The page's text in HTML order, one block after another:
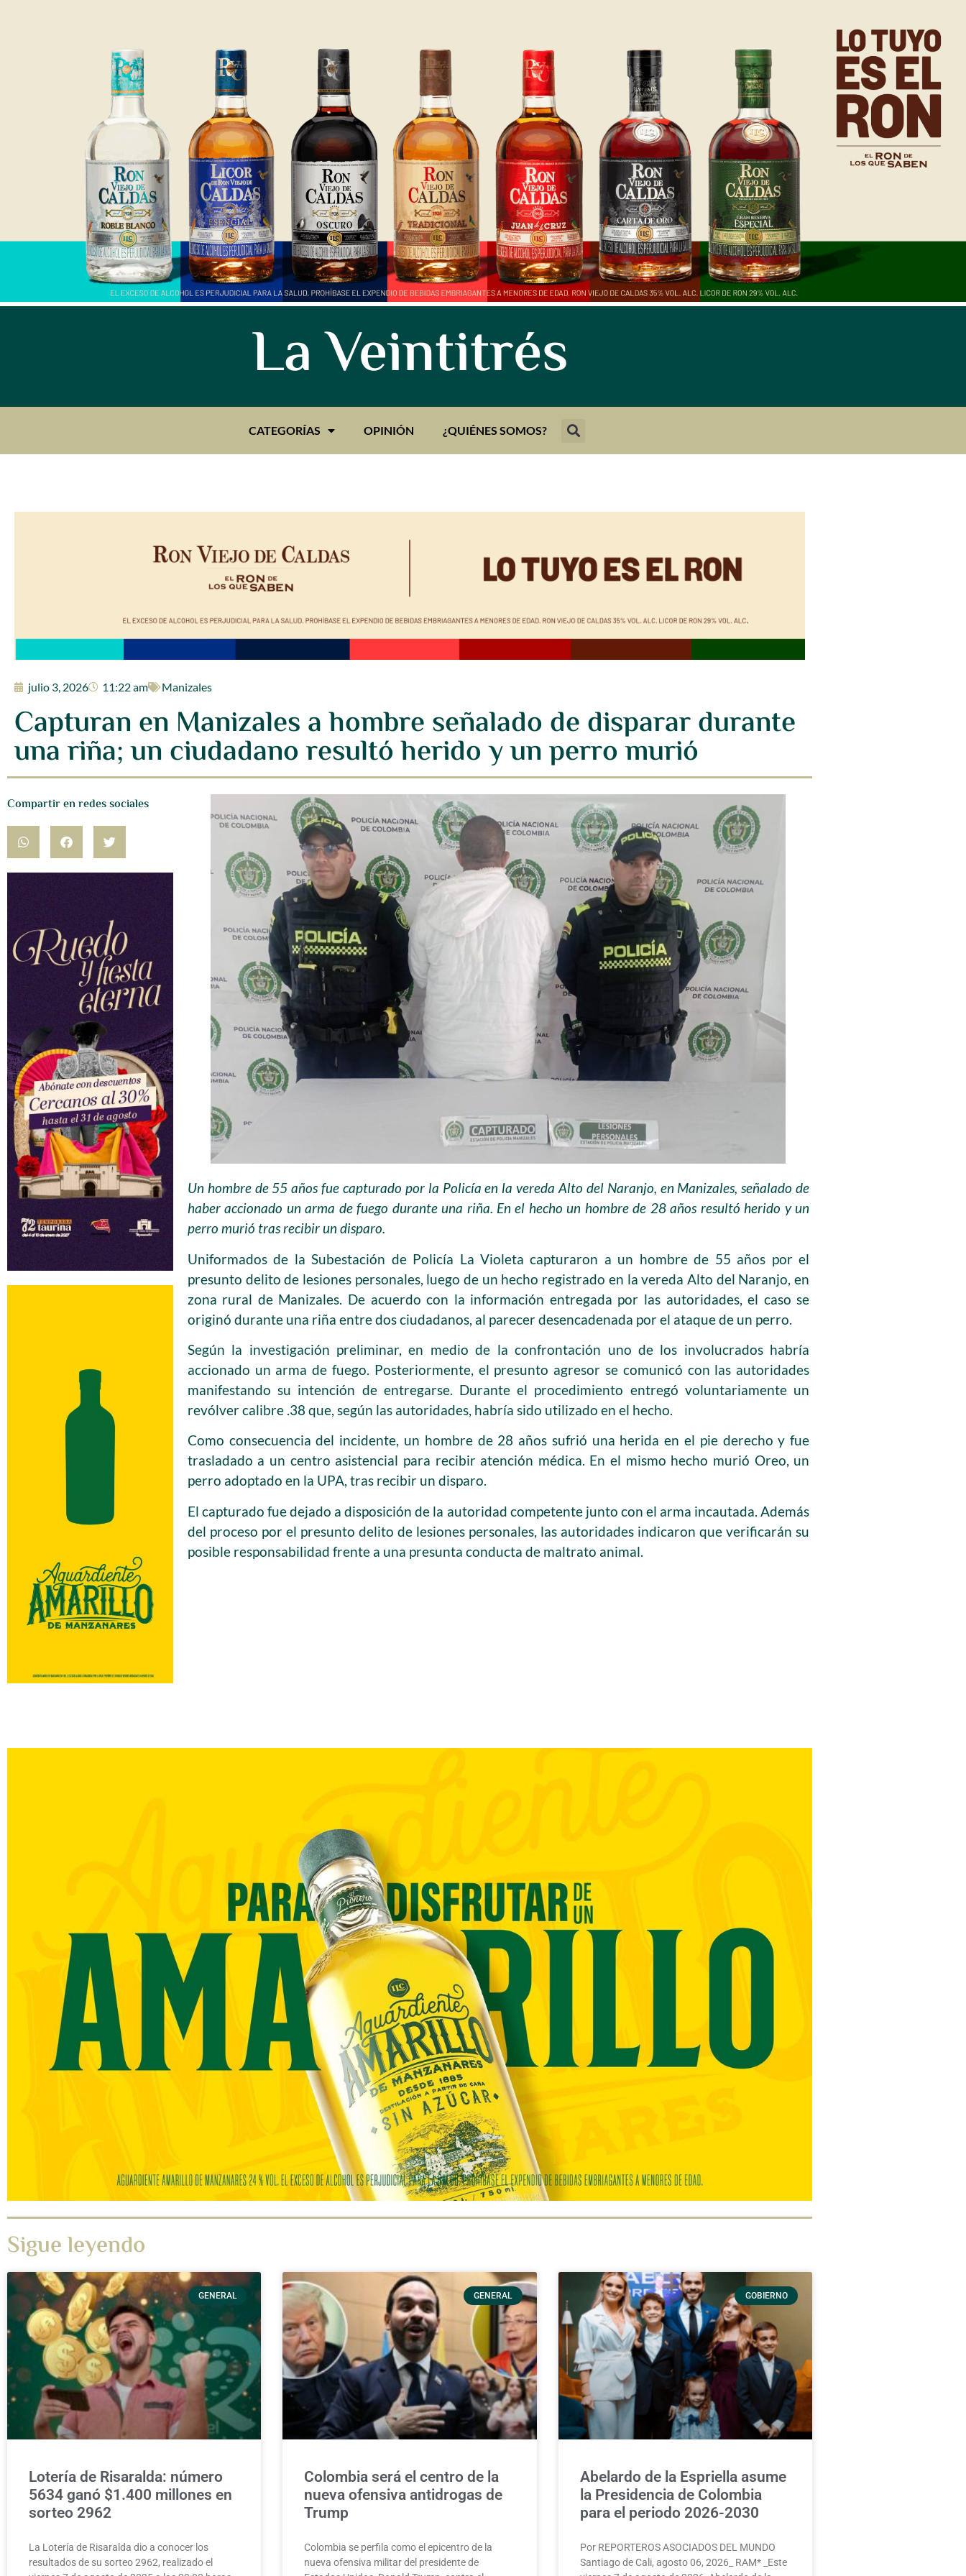
La Veintitrés
CATEGORÍAS OPINIÓN ¿QUIÉNES SOMOS?
julio 3, 2026 11:22 am Manizales
Capturan en Manizales a hombre señalado de disparar durante
una riña; un ciudadano resultó herido y un perro murió
Compartir en redes sociales
Un hombre de 55 años fue capturado por la Policía en la vereda Alto del Naranjo, en Manizales, señalado de
haber accionado un arma de fuego durante una riña. En el hecho un hombre de 28 años resultó herido y un
perro murió tras recibir un disparo.
Uniformados de la Subestación de Policía La Violeta capturaron a un hombre de 55 años por el
presunto delito de lesiones personales, luego de un hecho registrado en la vereda Alto del Naranjo, en
zona rural de Manizales. De acuerdo con la información entregada por las autoridades, el caso se
originó durante una riña entre dos ciudadanos, al parecer desencadenada por el ataque de un perro.
Según la investigación preliminar, en medio de la confrontación uno de los involucrados habría
accionado un arma de fuego. Posteriormente, el presunto agresor se comunicó con las autoridades
manifestando su intención de entregarse. Durante el procedimiento entregó voluntariamente un
revólver calibre .38 que, según las autoridades, habría sido utilizado en el hecho.
Como consecuencia del incidente, un hombre de 28 años sufrió una herida en el pie derecho y fue
trasladado a un centro asistencial para recibir atención médica. En el mismo hecho murió Oreo, un
perro adoptado en la UPA, tras recibir un disparo.
El capturado fue dejado a disposición de la autoridad competente junto con el arma incautada. Además
del proceso por el presunto delito de lesiones personales, las autoridades indicaron que verificarán su
posible responsabilidad frente a una presunta conducta de maltrato animal.
Sigue leyendo
GENERAL
Lotería de Risaralda: número
5634 ganó $1.400 millones en
sorteo 2962
La Lotería de Risaralda dio a conocer los
resultados de su sorteo 2962, realizado el
GENERAL
Colombia será el centro de la
nueva ofensiva antidrogas de
Trump
Colombia se perfila como el epicentro de la
nueva ofensiva militar del presidente de
GOBIERNO
Abelardo de la Espriella asume
la Presidencia de Colombia
para el periodo 2026-2030
Por REPORTEROS ASOCIADOS DEL MUNDO
Santiago de Cali, agosto 06, 2026_ RAM* _Este